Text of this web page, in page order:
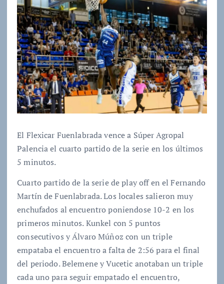
El Flexicar Fuenlabrada vence a Súper Agropal
Palencia el cuarto partido de la serie en los últimos
5 minutos.
Cuarto partido de la serie de play off en el Fernando
Martín de Fuenlabrada. Los locales salieron muy
enchufados al encuentro poniendose 10-2 en los
primeros minutos. Kunkel con 5 puntos
consecutivos y Álvaro Múñoz con un triple
empataba el encuentro a falta de 2:56 para el final
del periodo. Belemene y Vucetic anotaban un triple
cada uno para seguir empatado el encuentro,